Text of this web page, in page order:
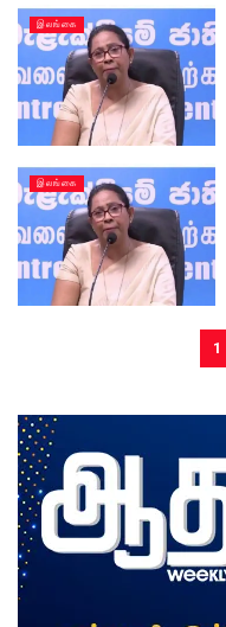
இலங்கை
இலங்கை
1